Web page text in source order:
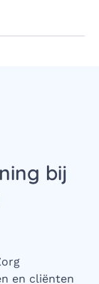
bij
en cliënten